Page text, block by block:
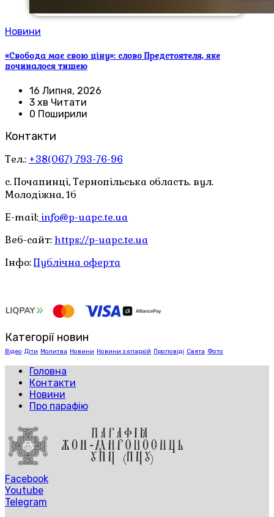
Новини
«Свобода має свою ціну»: слово Предстоятеля, яке
починалося тишею
16 Липня, 2026
3 хв Читати
0 Поширили
Контакти
Тел.: +38(067) 793-76-96
с. Почапинці, Тернопільська область. вул.
Молодіжна, 1б
E-mail: info@p-uapc.te.ua
Веб-сайт: https://p-uapc.te.ua
Інфо:Публічна оферта
Категорії новин
Відео Діти Молитва Новини Новини з єпархій Проповіді Свята Фото
Головна
Контакти
Новини
Про парафію
Facebook
Youtube
Telegram